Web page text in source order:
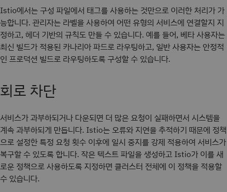
Istio에서는 구성 파일에서 태그를 사용하는 것만으로 이러한 처리가 가
능합니다. 관리자는 라벨을 사용하여 어떤 유형의 서비스에 연결할지 지
정하고, 헤더 기반의 규칙도 만들 수 있습니다. 예를 들어, 베타 사용자는
최신 빌드가 적용된 카나리아 파드로 라우팅하고, 일반 사용자는 안정적
인 프로덕션 빌드로 라우팅하도록 구성할 수 있습니다.
회로 차단
서비스가 과부하되거나 다운되면 더 많은 요청이 실패하면서 시스템을
계속 과부하되게 만듭니다. Istio는 오류와 지연을 추적하기 때문에 정책
으로 설정한 특정 요청 횟수 이후에 일시 중지를 강제 적용하여 서비스가
복구할 수 있도록 합니다. 작은 텍스트 파일을 생성하고 Istio가 이를 새
로운 정책으로 사용하도록 지정하면 클러스터 전체에 이 정책을 적용할
수 있습니다.